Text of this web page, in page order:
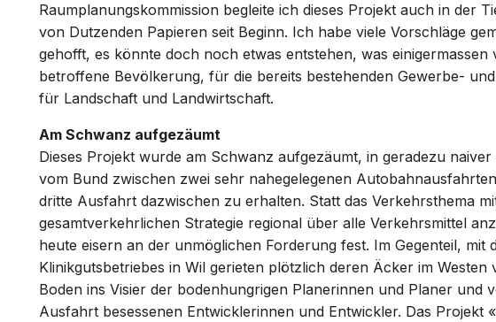
Raumplanungskommission begleite ich dieses Projekt auch in der
von Dutzenden Papieren seit Beginn. Ich habe viele Vorschläge
gehofft, es könnte doch noch etwas entstehen, was
betroffene Bevölkerung, für die bereits bestehenden Gewerbe-
für Landschaft und Landwirtschaft.
Am Schwanz aufgezäumt
Dieses Projekt wurde am Schwanz aufgezäumt, in geradezu
vom Bund zwischen zwei sehr nahegelegenen
dritte Ausfahrt dazwischen zu erhalten. Statt das Verkehrsthema
gesamtverkehrlichen Strategie regional über alle Verkehrsmittel
heute eisern an der unmöglichen Forderung fest. Im Gegenteil, mit
Klinikgutsbetriebes in Wil gerieten plötzlich deren Äcker im
Boden ins Visier der bodenhungrigen Planerinnen und Planer und
Ausfahrt besessenen Entwicklerinnen und Entwickler. Das Projekt